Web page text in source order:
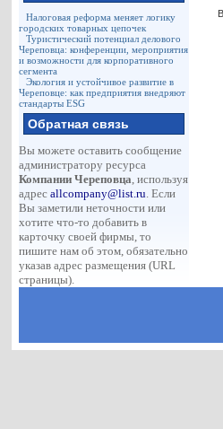
Налоговая реформа меняет логику
городских товарных цепочек
Туристический потенциал делового
Череповца: конференции, мероприятия
и возможности для корпоративного
сегмента
Экология и устойчивое развитие в
Череповце: как предприятия внедряют
стандарты ESG
Обратная связь
Вы можете оставить сообщение
администратору ресурса
Компании Череповца, используя
адресallcompany@list.ru. Если
Вы заметили неточности или
хотите что-то добавить в
карточку своей фирмы, то
пишите нам об этом, обязательно
указав адрес размещения (URL
страницы).